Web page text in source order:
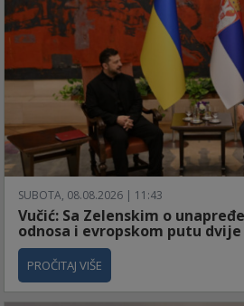
SUBOTA, 08.08.2026 | 11:43
Vučić: Sa Zelenskim o
odnosa i evropskom putu
PROČITAJ VIŠE